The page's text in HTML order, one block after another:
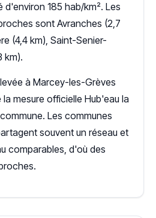
d'environ 185 hab/km². Les
sont Avranches (2,7
(4,4 km), Saint-Senier-
km).
à Marcey-les-Grèves
la mesure officielle Hub'eau la
Les communes
souvent un réseau et
comparables, d'où des